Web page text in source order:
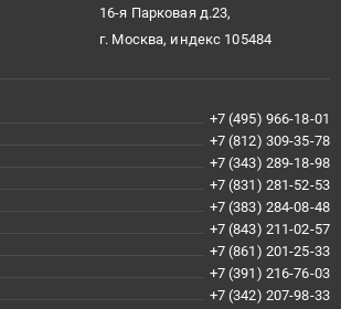
16-я Парковая д.23,
г. Москва, индекс 105484
+7 (495) 966-18-01
+7 (812) 309-35-78
+7 (343) 289-18-98
+7 (831) 281-52-53
+7 (383) 284-08-48
+7 (843) 211-02-57
+7 (861) 201-25-33
+7 (391) 216-76-03
+7 (342) 207-98-33